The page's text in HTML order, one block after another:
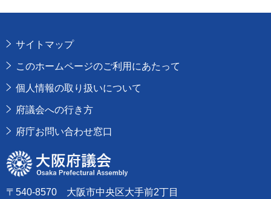
サイトマップ
このホームページのご利用にあたって
個人情報の取り扱いについて
府議会への行き方
府庁お問い合わせ窓口
大阪府議会
〒540-8570 大阪市中央区大手前2丁目